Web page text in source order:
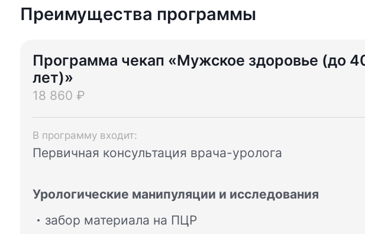
Преимущества программы
Программа чекап «Мужское здоровье (до
лет)»
18 860 ₽
В программу входит:
Первичная консультация врача-уролога
Урологические манипуляции и исследования
забор материала на ПЦР